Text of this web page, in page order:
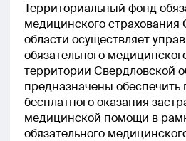
Территориальный фонд
медицинского страхования
области осуществляет
обязательного
территории Свердловской
предназначены обеспечить
бесплатного оказания
медицинской помощи в
обязательного